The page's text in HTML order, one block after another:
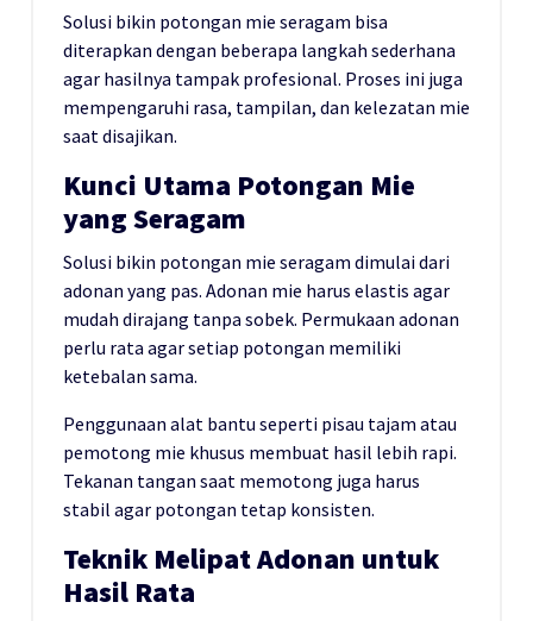
Solusi bikin potongan mie seragam bisa
diterapkan dengan beberapa langkah sederhana
agar hasilnya tampak profesional. Proses ini juga
mempengaruhi rasa, tampilan, dan kelezatan mie
saat disajikan.
Kunci Utama Potongan Mie
yang Seragam
Solusi bikin potongan mie seragam dimulai dari
adonan yang pas. Adonan mie harus elastis agar
mudah dirajang tanpa sobek. Permukaan adonan
perlu rata agar setiap potongan memiliki
ketebalan sama.
Penggunaan alat bantu seperti pisau tajam atau
pemotong mie khusus membuat hasil lebih rapi.
Tekanan tangan saat memotong juga harus
stabil agar potongan tetap konsisten.
Teknik Melipat Adonan untuk
Hasil Rata